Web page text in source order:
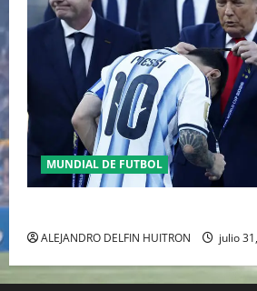
MUNDIAL DE FUTBOL
ALEJANDRO DELFIN HUITRON julio